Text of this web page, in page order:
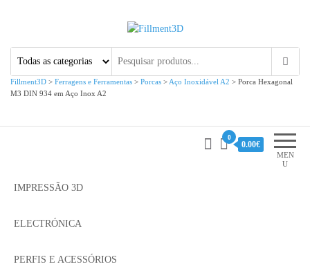
Fillment3D
Fillment3D > Ferragens e Ferramentas > Porcas > Aço Inoxidável A2 > Porca Hexagonal
M3 DIN 934 em Aço Inox A2
MEN
U
0
0.00€
IMPRESSÃO 3D
ELECTRÓNICA
PERFIS E ACESSÓRIOS